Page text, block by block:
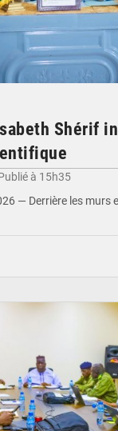
Shérif
à 15h35
— Derrière les murs